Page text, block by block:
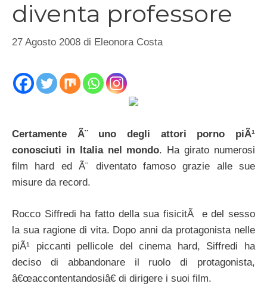
diventa professore
27 Agosto 2008 di Eleonora Costa
Certamente Ã¨ uno degli attori porno piÃ¹
conosciuti in Italia nel mondo. Ha girato numerosi
film hard ed Ã¨ diventato famoso grazie alle sue
misure da record.
Rocco Siffredi ha fatto della sua fisicitÃ e del sesso
la sua ragione di vita. Dopo anni da protagonista nelle
piÃ¹ piccanti pellicole del cinema hard, Siffredi ha
deciso di abbandonare il ruolo di protagonista,
â€œaccontentandosiâ€ di dirigere i suoi film.